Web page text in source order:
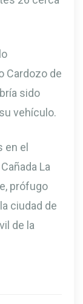
Cardozo de
sido
vehículo.
en el
La
prófugo
ciudad de
de la